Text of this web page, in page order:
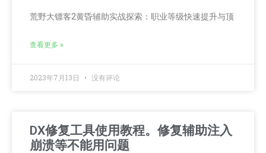
荒野大镖客2黄昏辅助实战探索：职业等级快速提升与顶
查看更多 »
2023年7月13日 没有评论
DX修复工具使用教程。修复辅助注入
崩溃等不能用问题